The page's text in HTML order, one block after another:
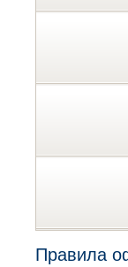
Правила